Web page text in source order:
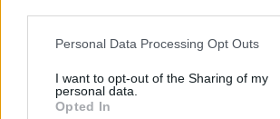
Personal Data Processing Opt Outs
I want to opt-out of the Sharing of my
personal data.
Opted In
νομοθεσία περιοχών εντός
οριοθετηθεί με απρόσφορες
διοικητικές εγκυκλίους και όχι